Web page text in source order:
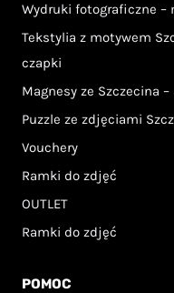
Wydruki fotograficzne –
Tekstylia z motywem
czapki
Magnesy ze Szczecina
Puzzle ze zdjęciami
Vouchery
Ramki do zdjęć
OUTLET
Ramki do zdjęć
POMOC